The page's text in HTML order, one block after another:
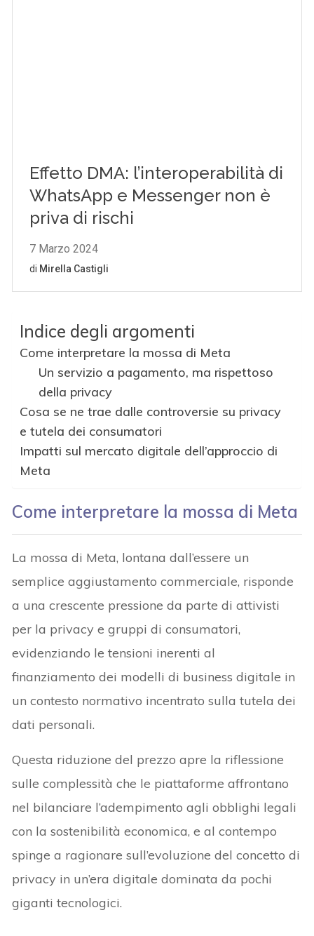
Indice degli argomenti
Come interpretare la mossa di Meta
Un servizio a pagamento, ma rispettoso
della privacy
Cosa se ne trae dalle controversie su privacy
e tutela dei consumatori
Impatti sul mercato digitale dell’approccio di
Meta
Come interpretare la mossa di Meta
La mossa di Meta, lontana dall’essere un
semplice aggiustamento commerciale, risponde
a una crescente pressione da parte di attivisti
per la privacy e gruppi di consumatori,
evidenziando le tensioni inerenti al
finanziamento dei modelli di business digitale in
un contesto normativo incentrato sulla tutela dei
dati personali.
Questa riduzione del prezzo apre la riflessione
sulle complessità che le piattaforme affrontano
nel bilanciare l’adempimento agli obblighi legali
con la sostenibilità economica, e al contempo
spinge a ragionare sull’evoluzione del concetto di
privacy in un’era digitale dominata da pochi
giganti tecnologici.